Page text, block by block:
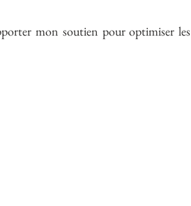
mon soutien pour optimiser les